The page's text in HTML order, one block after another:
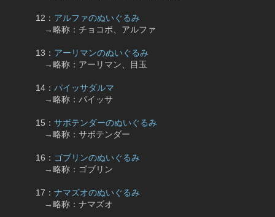
12： アルファのぬいぐるみ
→略称：チョコボ、アルファ
13： アーリマンのぬいぐるみ
→略称：アーリマン、目玉
14： パイッサダルマ
→略称：パイッサ
15： サボテンダーのぬいぐるみ
→略称：サボテンダー
16： ゴブリンのぬいぐるみ
→略称：ゴブリン
17： ナマズオのぬいぐるみ
→略称：ナマズオ